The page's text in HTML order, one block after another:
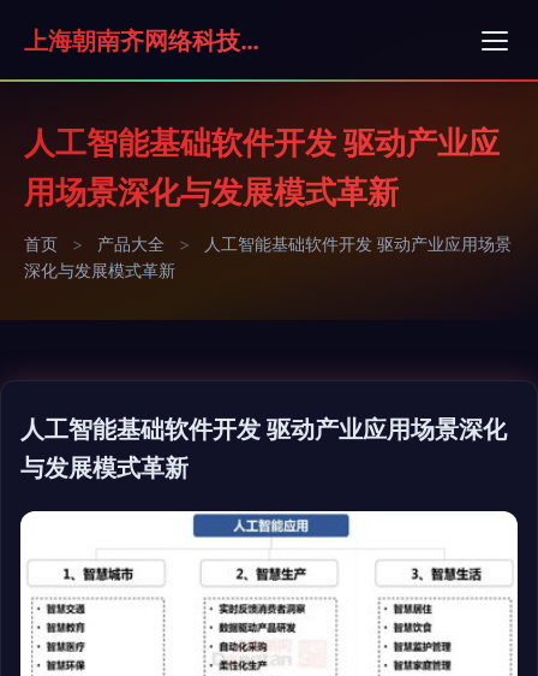
上海朝南齐网络科技有限公司
人工智能基础软件开发 驱动产业应
用场景深化与发展模式革新
首页 > 产品大全 >
人工智能基础软件开发 驱动产业应用场景
深化与发展模式革新
人工智能基础软件开发 驱动产业应用场景深化
与发展模式革新